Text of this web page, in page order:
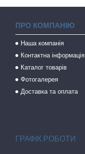
ПРО КОМПАНІЮ
Наша компанія
Контактна інформація
Каталог товарів
Фотогалерея
Доставка та оплата
ГРАФІК РОБОТИ